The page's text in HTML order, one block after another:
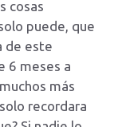
cosas
puede, que
de este
6 meses a
más
recordara